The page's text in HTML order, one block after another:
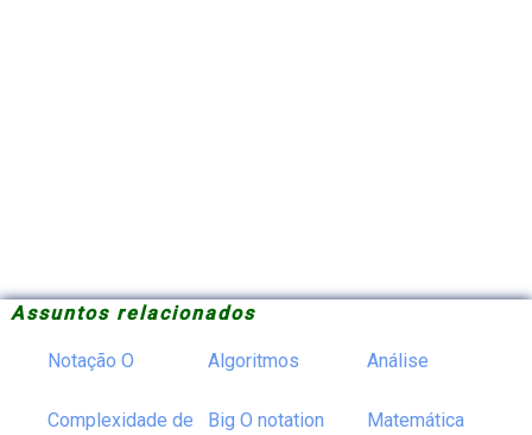
Assuntos relacionados
Notação O Algoritmos Análise
Complexidade de
Big O notation Matemática